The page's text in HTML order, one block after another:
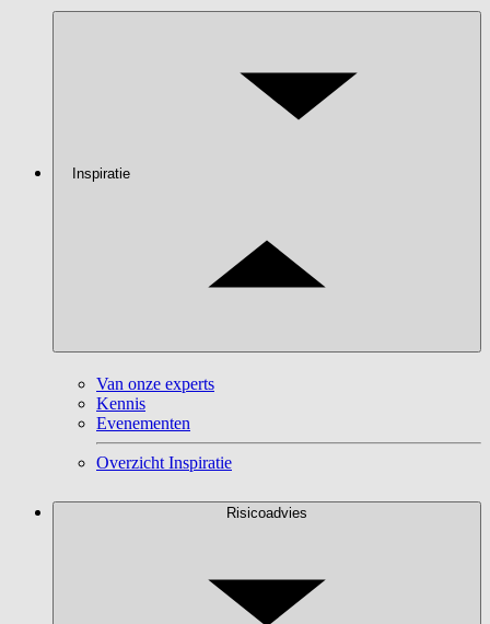
Inspiratie
Van onze experts
Kennis
Evenementen
Overzicht Inspiratie
Risicoadvies